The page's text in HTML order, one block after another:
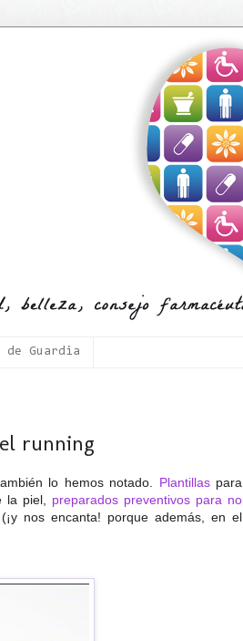
de Guardia
running
lo hemos notado. Plantillaspara
la piel, preparados preventivos para no
nos encanta! porque además, en el